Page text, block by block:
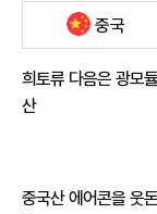
중국
희토류 다음은 광모
산
중국산 에어콘을 웃